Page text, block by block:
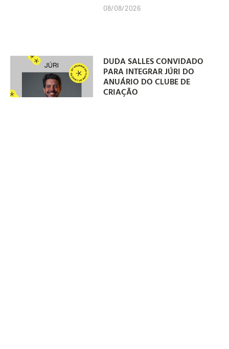
08/08/2026
DUDA SALLES CONVIDADO
PARA INTEGRAR JÚRI DO
ANUÁRIO DO CLUBE DE
CRIAÇÃO